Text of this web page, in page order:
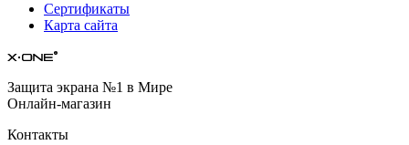
Сертификаты
Карта сайта
Защита экрана №1 в Мире
Онлайн-магазин
Контакты